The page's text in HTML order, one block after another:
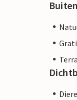
Buiten